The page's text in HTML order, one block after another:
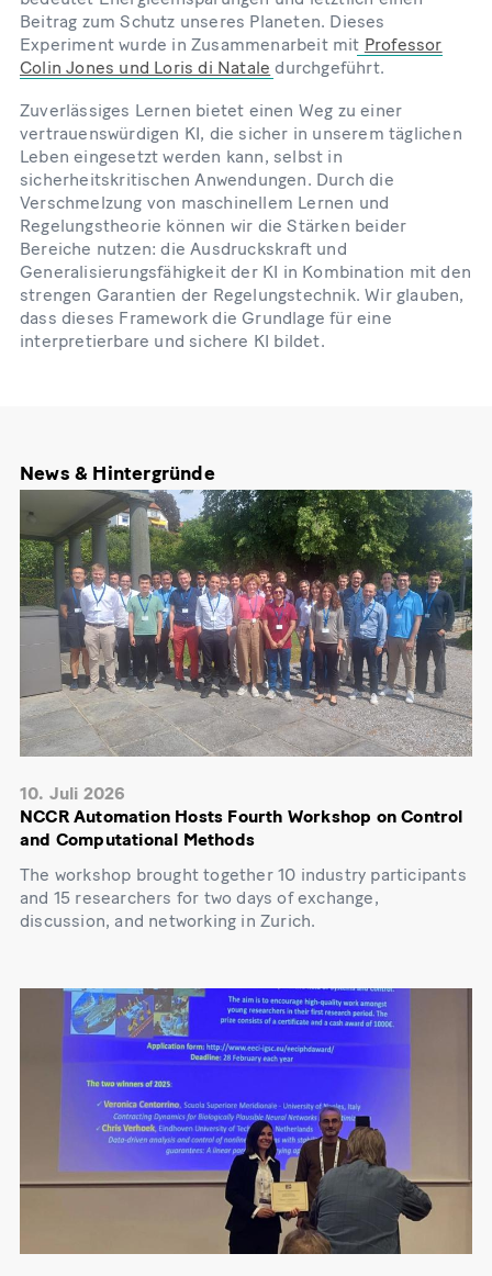
Beitrag zum Schutz unseres Planeten. Dieses
Experiment wurde in Zusammenarbeit mit Professor
Colin Jones und Loris di Natale durchgeführt.
Zuverlässiges Lernen bietet einen Weg zu einer
vertrauenswürdigen KI, die sicher in unserem täglichen
Leben eingesetzt werden kann, selbst in
sicherheitskritischen Anwendungen. Durch die
Verschmelzung von maschinellem Lernen und
Regelungstheorie können wir die Stärken beider
Bereiche nutzen: die Ausdruckskraft und
Generalisierungsfähigkeit der KI in Kombination mit den
strengen Garantien der Regelungstechnik. Wir glauben,
dass dieses Framework die Grundlage für eine
interpretierbare und sichere KI bildet.
News & Hintergründe
10. Juli 2026
NCCR Automation Hosts Fourth Workshop on Control
and Computational Methods
The workshop brought together 10 industry participants
and 15 researchers for two days of exchange,
discussion, and networking in Zurich.